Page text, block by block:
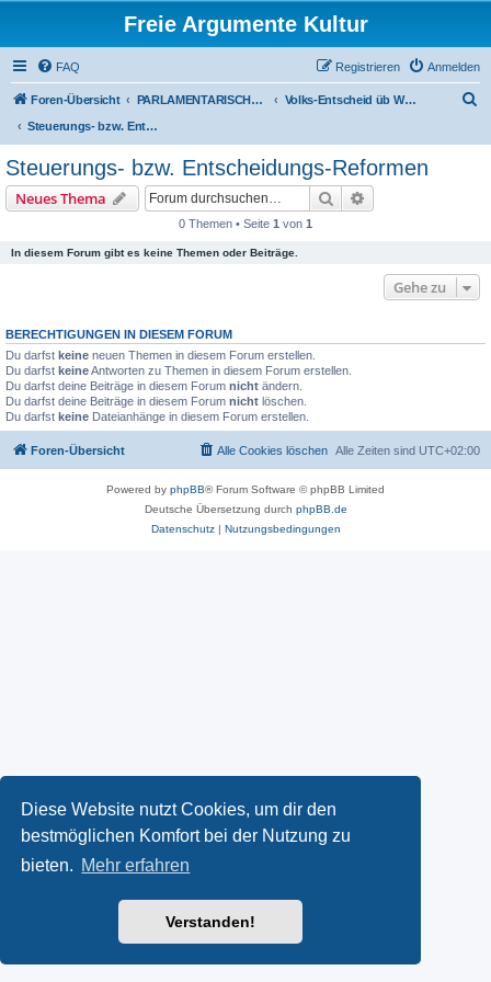
Diese Website nutzt Cookies, um dir den
bestmöglichen Komfort bei der Nutzung zu
bieten. Mehr erfahren
Verstanden!
Freie Argumente Kultur
FAQ Anmelden
Registrieren
Foren-Übersicht PARLAMENTARISCHER VERÄNDERUNGS-WEG - NEUE VOLKS-ENTSCHEID-KULTUR - ZUVORDERST ÜBERS WAHL-PROGRAMM
Volks-Entscheid üb Wahl-Programm
Steuerungs- bzw. Entscheidungs-Reformen
Steuerungs- bzw. Entscheidungs-Reformen
Neues Thema Suche
0 Themen • Seite 1 von 1
In diesem Forum gibt es keine Themen oder Beiträge.
Gehe zu
BERECHTIGUNGEN IN DIESEM FORUM
Du darfst keine neuen Themen in diesem Forum erstellen.
Du darfst keineAntworten zu Themen in diesem Forum erstellen.
Du darfst deine Beiträge in diesem Forum nicht ändern.
Du darfst deine Beiträge in diesem Forum nicht löschen.
Du darfst keine Dateianhänge in diesem Forum erstellen.
Foren-Übersicht Alle Zeiten sind UTC+02:00
Alle Cookies löschen
Powered by phpBB® Forum Software © phpBB Limited
Deutsche Übersetzung durch phpBB.de
Datenschutz| Nutzungsbedingungen